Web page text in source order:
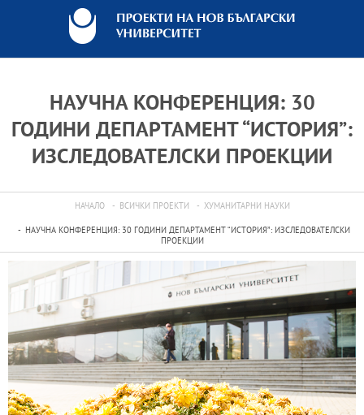
НАУЧНА КОНФЕРЕНЦИЯ: 30
ГОДИНИ ДЕПАРТАМЕНТ “ИСТОРИЯ”:
ИЗСЛЕДОВАТЕЛСКИ ПРОЕКЦИИ
НАЧАЛО ВСИЧКИ ПРОЕКТИ ХУМАНИТАРНИ НАУКИ
НАУЧНА КОНФЕРЕНЦИЯ: 30 ГОДИНИ ДЕПАРТАМЕНТ “ИСТОРИЯ”: ИЗСЛЕДОВАТЕЛСКИ
ПРОЕКЦИИ